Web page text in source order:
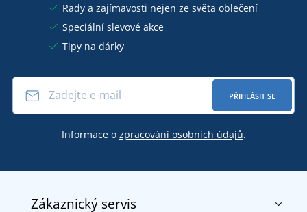
Rady a zajímavosti nejen ze světa oblečení
Speciální slevové akce
Tipy na dárky
PŘIHLÁSIT SE
Informace o zpracování osobních údajů.
Zákaznický servis